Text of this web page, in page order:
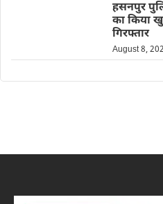
हसनपुर
का किया
गिरफ्तार
August 8,